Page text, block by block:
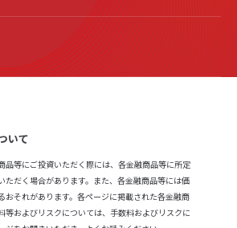
いて
品等にご投資いただく際には、各金融商品等に所定
ただく場合があります。また、各金融商品等には価
おそれがあります。各ページに掲載された各金融商
等およびリスクについては、手数料およびリスクに